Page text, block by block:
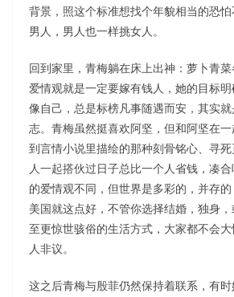
背景，照这个标准想找个年貌相当的恐
男人，男人也一样挑女人。
回到家里，青梅躺在床上出神：萝卜青
爱情观就是一定要嫁有钱人，她的目标
像自己，总是标榜凡事随遇而安，其实
志。青梅虽然挺喜欢阿坚，但和阿坚在
到言情小说里描绘的那种刻骨铭心、寻
人一起搭伙过日子总比一个人省钱，凑
的爱情观不同，但世界是多彩的，并存的
美国就这点好，不管你选择结婚，独身
至更惊世骇俗的生活方式，大家都不会
人非议。
这之后青梅与殷菲仍然保持着联系，有